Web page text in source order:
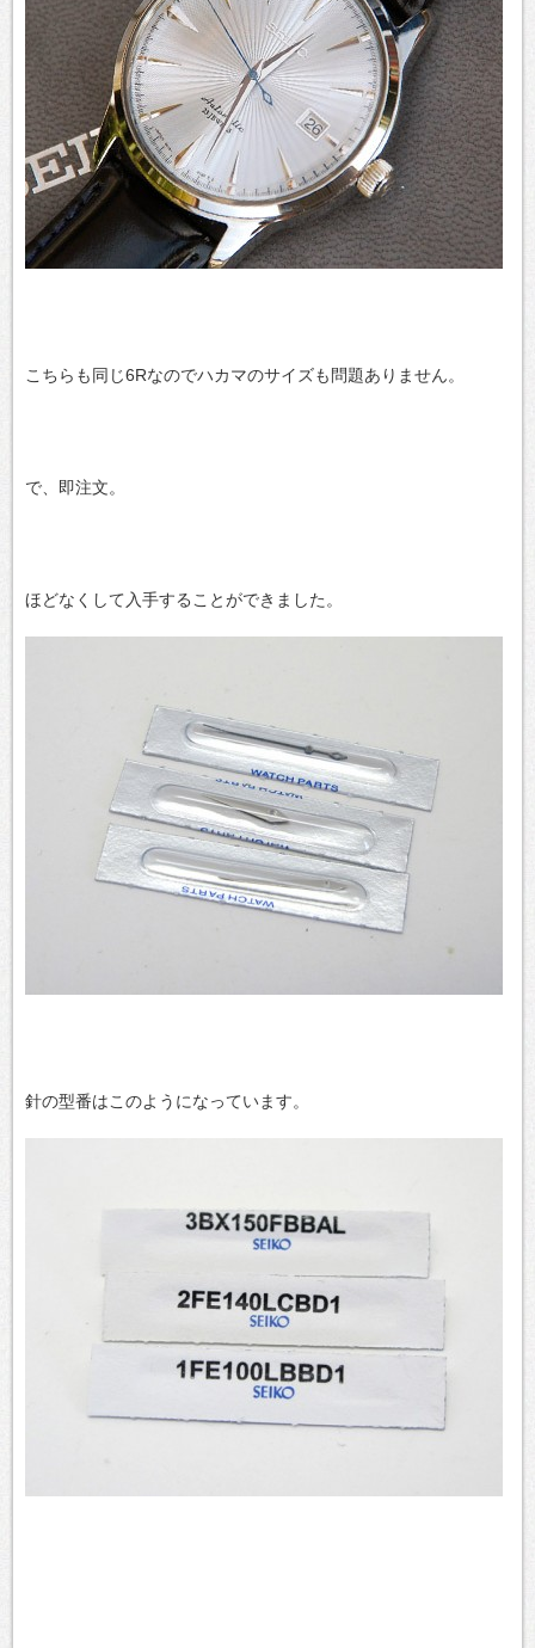
こちらも同じ6Rなのでハカマのサイズも問題ありません。
で、即注文。
ほどなくして入手することができました。
針の型番はこのようになっています。